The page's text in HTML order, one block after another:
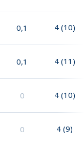
0,1 4 (10)
0,1 4 (11)
0 4 (10)
0 4 (9)